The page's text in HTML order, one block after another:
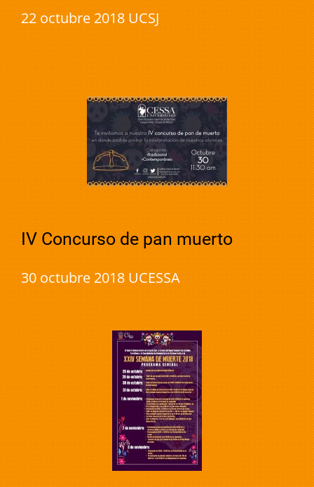
22 octubre 2018 UCSJ
IV Concurso de pan muerto
30 octubre 2018 UCESSA